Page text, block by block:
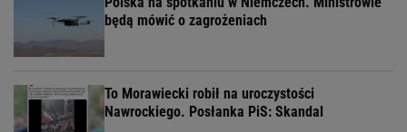
będą mówić o zagrożeniach
To Morawiecki robił na uroczystości
Nawrockiego. Posłanka PiS: Skandal